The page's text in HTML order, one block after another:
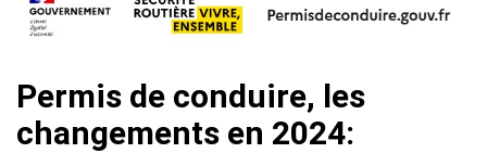
Permis de conduire, les
changements en 2024: